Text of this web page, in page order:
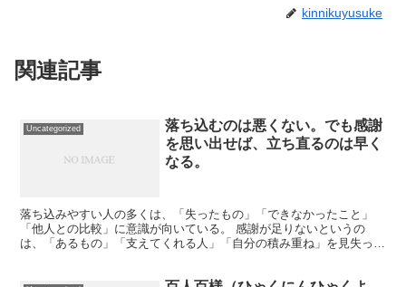
kinnikuyusuke
関連記事
Uncategorized
落ち込むのは悪くない。でも感謝
を思い出せば、立ち直るのは早く
なる。
落ち込みやすい人の多くは、「失ったもの」「できなかったこと」
「他人との比較」に意識が向いている。 感謝が足りないというの
は、「あるもの」「支えてくれる人」「自分の積み重ね」を見失って